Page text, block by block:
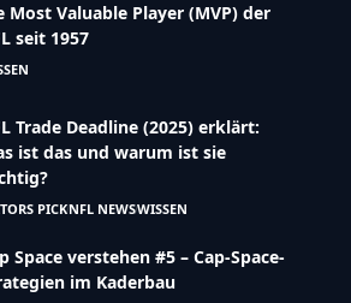
Most Valuable Player (MVP) der
seit 1957
Trade Deadline (2025) erklärt:
ist das und warum ist sie
PICKNFL NEWSWISSEN
Space verstehen #5 – Cap-Space-
im Kaderbau